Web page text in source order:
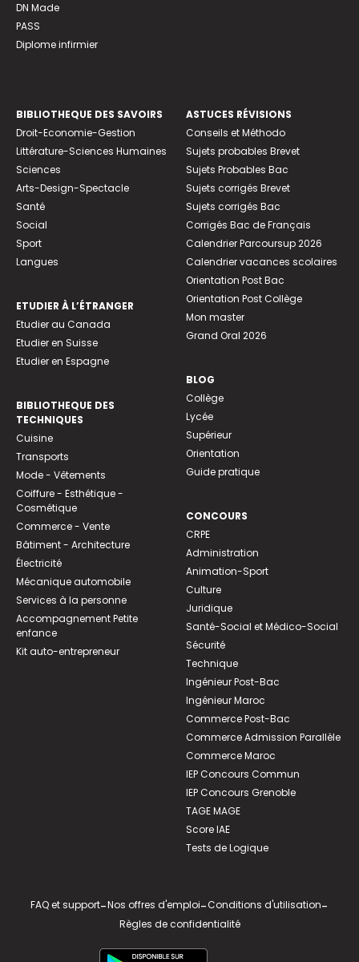
DN Made
PASS
Diplome infirmier
BIBLIOTHEQUE DES SAVOIRS
Droit-Economie-Gestion
Littérature-Sciences Humaines
Sciences
Arts-Design-Spectacle
Santé
Social
Sport
Langues
ETUDIER À L’ÉTRANGER
Etudier au Canada
Etudier en Suisse
Etudier en Espagne
BIBLIOTHEQUE DES
TECHNIQUES
Cuisine
Transports
Mode - Vêtements
Coiffure - Esthétique -
Cosmétique
Commerce - Vente
Bâtiment - Architecture
Électricité
Mécanique automobile
Services à la personne
Accompagnement Petite
enfance
Kit auto-entrepreneur
ASTUCES RÉVISIONS
Conseils et Méthodo
Sujets probables Brevet
Sujets Probables Bac
Sujets corrigés Brevet
Sujets corrigés Bac
Corrigés Bac de Français
Calendrier Parcoursup 2026
Calendrier vacances scolaires
Orientation Post Bac
Orientation Post Collège
Mon master
Grand Oral 2026
BLOG
Collège
Lycée
Supérieur
Orientation
Guide pratique
CONCOURS
CRPE
Administration
Animation-Sport
Culture
Juridique
Santé-Social et Médico-Social
Sécurité
Technique
Ingénieur Post-Bac
Ingénieur Maroc
Commerce Post-Bac
Commerce Admission Parallèle
Commerce Maroc
IEP Concours Commun
IEP Concours Grenoble
TAGE MAGE
Score IAE
Tests de Logique
FAQ et support-Nos offres d'emploi-Conditions d'utilisation-
Règles de confidentialité